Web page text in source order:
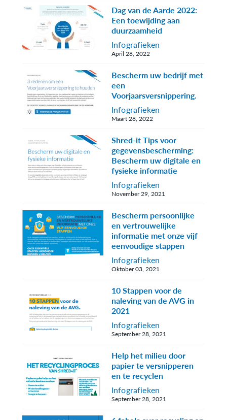
Infografieken
Dag van de Aarde 2022:
Een toewijding aan
duurzaamheid
April 28, 2022
Infografieken
Bescherm uw bedrijf met
een
Voorjaarsversnippering.
Maart 28, 2022
Infografieken
Shred-it Tips voor
gegevensbescherming:
Bescherm uw digitale en
fysieke informatie
November 29, 2021
Infografieken
Bescherm persoonlijke
en vertrouwelijke
informatie met onze vijf
eenvoudige stappen
Oktober 03, 2021
Infografieken
10 Stappen voor de
naleving van de AVG in
2021
September 28, 2021
Infografieken
Help het milieu door
papier te versnipperen
en te recyclen
September 28, 2021